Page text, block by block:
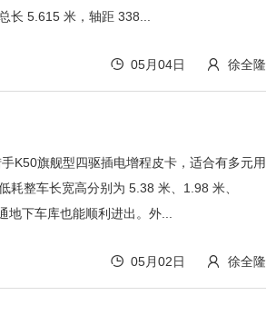
长 5.615 米，轴距 338...
05月04日 徐全隆
K50旗舰型四驱插电增程皮卡，适合有多元用
耗整车长宽高分别为 5.38 米、1.98 米、
下车库也能顺利进出。外...
05月02日 徐全隆
播